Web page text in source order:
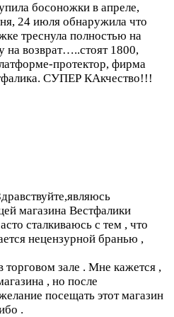
босоножки в апреле,
24 июля обнаружила что
треснула полностью на
на возврат…..стоят 1800,
протектор, фирма
СУПЕР КАкчество!!!
магазина Вестфалики
сталкиваюсь с тем , что
нецензурной бранью ,
торговом зале . Мне кажется ,
, но после
посещать этот магазин
.